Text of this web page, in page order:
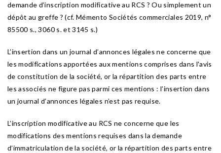
demande d’inscription modificative au RCS ? Ou simplement un
dépôt au greffe ? (cf. Mémento Sociétés commerciales 2019, n°
85500 s., 3060 s. et 3145 s.)
L’insertion dans un journal d’annonces légales ne concerne que
les modifications apportées aux mentions comprises dans l'avis
de constitution de la société, or la répartition des parts entre
les associés ne figure pas parmi ces mentions : l’insertion dans
un journal d’annonces légales n’est pas requise.
L’inscription modificative au RCS ne concerne que les
modifications des mentions requises dans la demande
d’immatriculation de la société, or la répartition des parts entre